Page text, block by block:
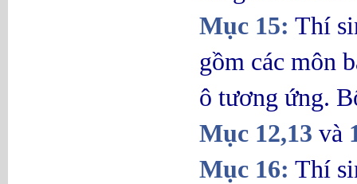
Mục 15: Thí
gồm các môn
ô tương ứng.
Mục 12,13 và
Mục 16: Thí